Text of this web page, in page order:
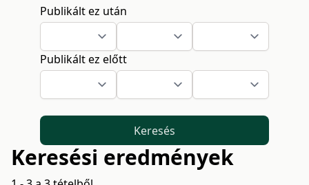
Publikált ez után
Publikált ez előtt
Keresés
Keresési eredmények